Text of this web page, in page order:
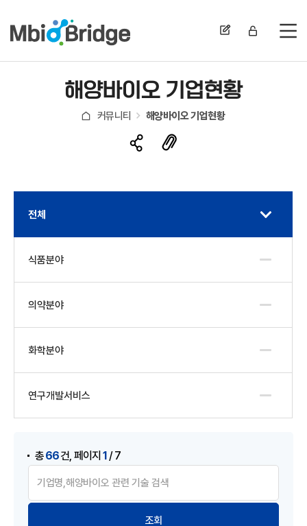
전
해양바이오 기업현황
커뮤니티 해양바이오 기업현황
전체
식품분야
의약분야
화학분야
연구개발서비스
총66건 ,페이지1/ 7